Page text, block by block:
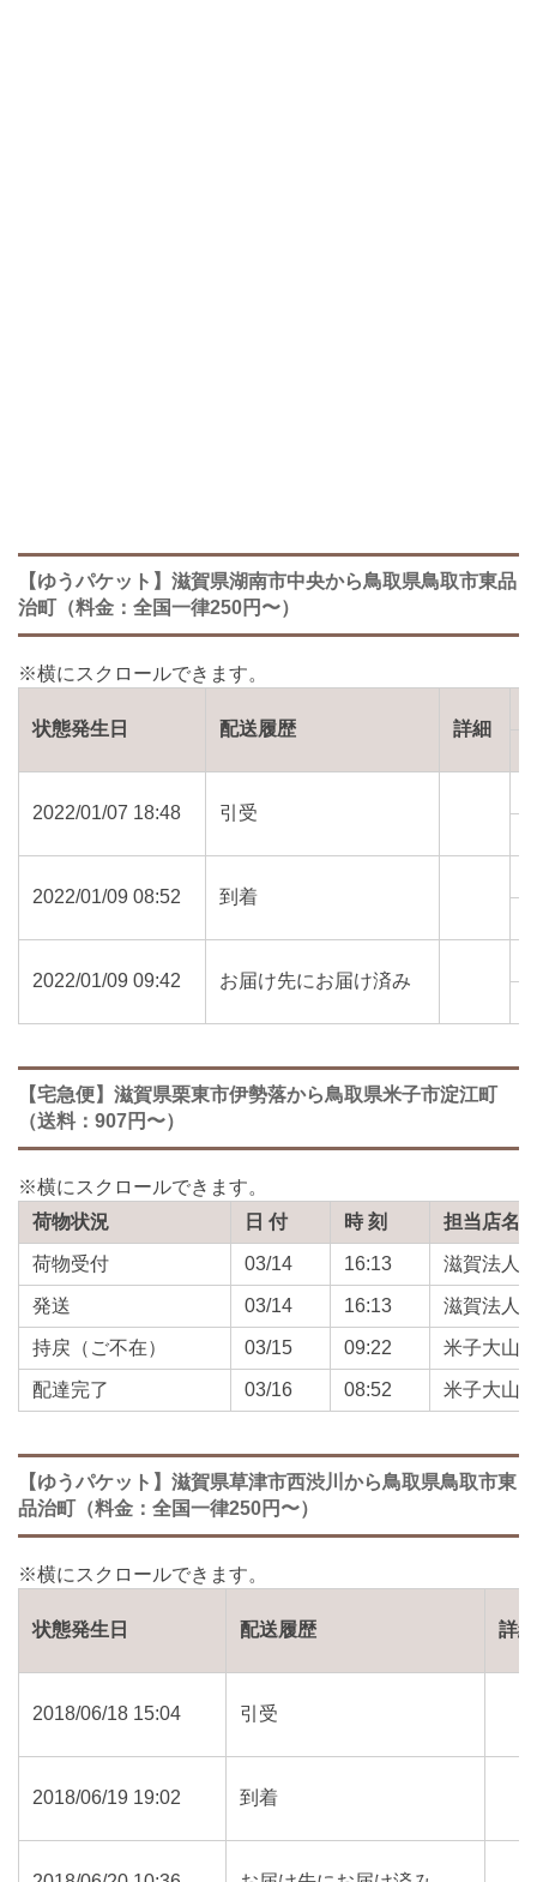
【ゆうパケット】滋賀県湖南市中央から鳥取県鳥取市東品
治町（料金：全国一律250円〜）
状態発生日 配送履歴 詳細
2022/01/07 18:48 引受
2022/01/09 08:52 到着
2022/01/09 09:42 お届け先にお届け済み
【宅急便】滋賀県栗東市伊勢落から鳥取県米子市淀江町
（送料：907円〜）
荷物状況 日 付 時 刻 担当店名
荷物受付 03/14 16:13 滋賀法人
発送 03/14 16:13 滋賀法人
持戻（ご不在） 03/15 09:22 米子大山
配達完了 03/16 08:52 米子大山
【ゆうパケット】滋賀県草津市西渋川から鳥取県鳥取市東
品治町（料金：全国一律250円〜）
状態発生日 配送履歴 詳細
2018/06/18 15:04 引受
2018/06/19 19:02 到着